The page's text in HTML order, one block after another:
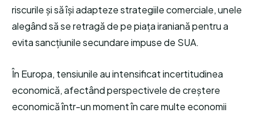
riscurile și să își adapteze strategiile comerciale, unele
alegând să se retragă de pe piața iraniană pentru a
evita sancțiunile secundare impuse de SUA.
În Europa, tensiunile au intensificat incertitudinea
economică, afectând perspectivele de creștere
economică într-un moment în care multe economii